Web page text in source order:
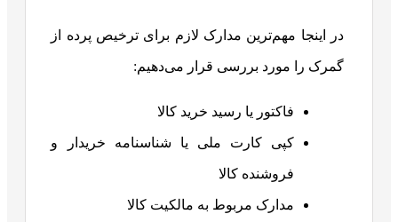
در اینجا مهم‌ترین مدارک لازم برای ترخیص پرده از
گمرک را مورد بررسی قرار می‌دهیم:
فاکتور یا رسید خرید کالا
کپی کارت ملی یا شناسنامه خریدار و
فروشنده کالا
مدارک مربوط به مالکیت کالا